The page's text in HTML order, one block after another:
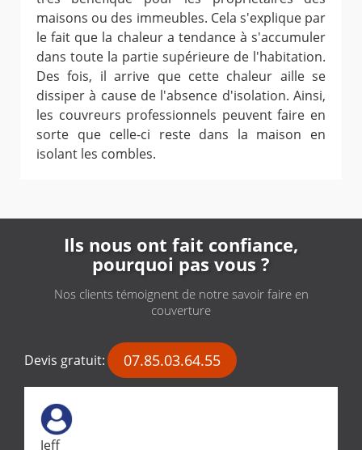
maisons ou des immeubles. Cela s'explique par
le fait que la chaleur a tendance à s'accumuler
dans toute la partie supérieure de l'habitation.
Des fois, il arrive que cette chaleur aille se
dissiper à cause de l'absence d'isolation. Ainsi,
les couvreurs professionnels peuvent faire en
sorte que celle-ci reste dans la maison en
isolant les combles.
Ils nous ont fait confiance,
pourquoi pas vous ?
Nos clients témoignent de notre savoir faire en
couverture
Devis gratuit: 07.85.03.64.55
Jeff